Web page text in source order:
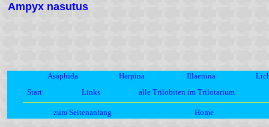
Ampyx nasutus
Asaphida Harpina Illaenina
Start
Links alle Trilobiten im Trilotarium
zum Seitenanfang Home